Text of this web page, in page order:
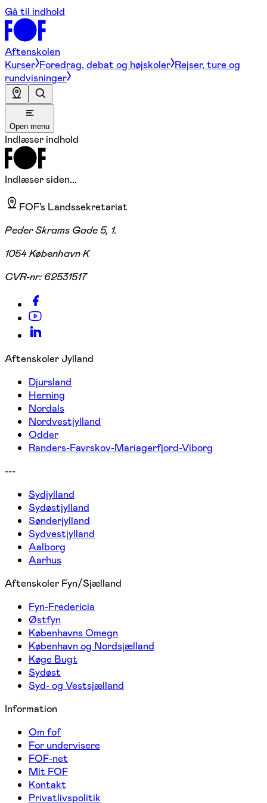
Gå til indhold
Aftenskolen
Kurser Foredrag, debat og højskoler Rejser, ture og
rundvisninger
Open menu
Indlæser indhold
Indlæser siden...
FOF's Landssekretariat
Peder Skrams Gade 5, 1.
1054 København K
CVR-nr: 62531517
Aftenskoler Jylland
Djursland
Herning
Nordals
Nordvestjylland
Odder
Randers-Favrskov-Mariagerfjord-Viborg
---
Sydjylland
Sydøstjylland
Sønderjylland
Sydvestjylland
Aalborg
Aarhus
Aftenskoler Fyn/Sjælland
Fyn-Fredericia
Østfyn
Københavns Omegn
København og Nordsjælland
Køge Bugt
Sydøst
Syd- og Vestsjælland
Information
Om fof
For undervisere
FOF-net
Mit FOF
Kontakt
Privatlivspolitik